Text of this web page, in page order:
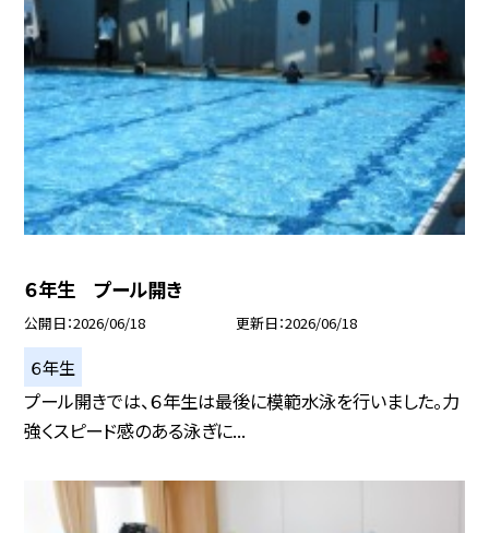
６年生 プール開き
公開日 2026/06/18 更新日 2026/06/18
６年生
プール開きでは、６年生は最後に模範水泳を行いました。力
強くスピード感のある泳ぎに...